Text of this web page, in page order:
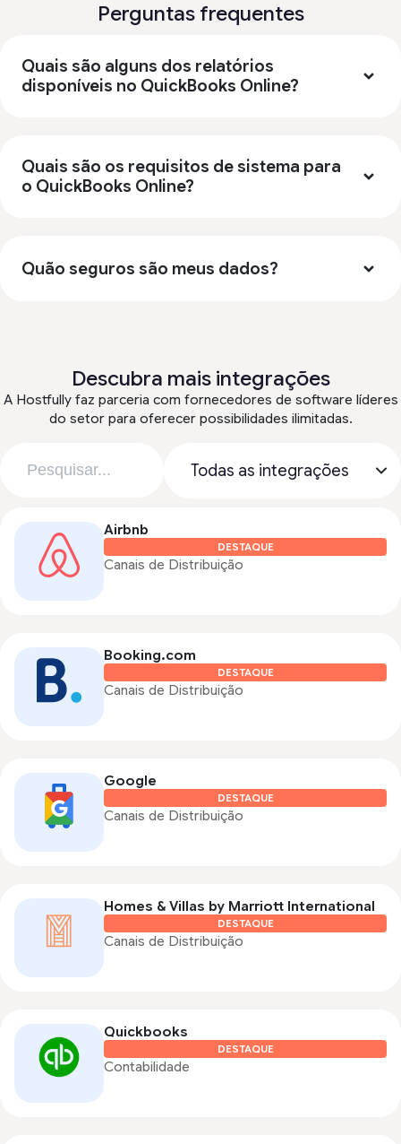
Perguntas frequentes
Quais são alguns dos relatórios
disponíveis no QuickBooks Online?
Quais são os requisitos de sistema para
o QuickBooks Online?
Quão seguros são meus dados?
Descubra mais integrações
A Hostfully faz parceria com fornecedores de software líderes
do setor para oferecer possibilidades ilimitadas.
Airbnb
DESTAQUE
Canais de Distribuição
Booking.com
DESTAQUE
Canais de Distribuição
Google
DESTAQUE
Canais de Distribuição
Homes & Villas by Marriott International
DESTAQUE
Canais de Distribuição
Quickbooks
DESTAQUE
Contabilidade